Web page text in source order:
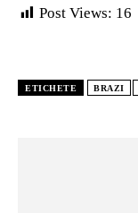
Post Views: 16
ETICHETE BRAZI